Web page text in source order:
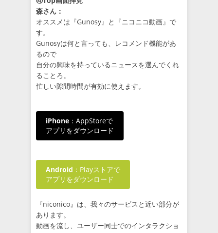
森さん：
オススメは『Gunosy』と『ニコニコ動画』で
す。
Gunosyは何と言っても、レコメンド機能があ
るので
自分の興味を持っているニュースを選んでくれ
ることろ。
忙しい隙間時間が有効に使えます。
iPhone ：AppStoreで
アプリをダウンロード
Android ：Playストアで
アプリをダウンロード
『niconico』は、我々のサービスと近い部分が
あります。
動画を流し、ユーザー同士でのインタラクショ